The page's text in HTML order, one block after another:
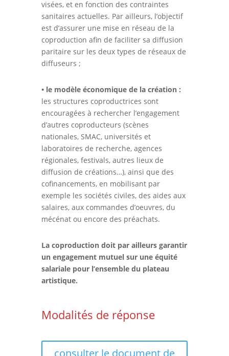
visées, et en fonction des contraintes
sanitaires actuelles. Par ailleurs, l’objectif
est d’assurer une mise en réseau de la
coproduction afin de faciliter sa diffusion
paritaire sur les deux types de réseaux de
diffuseurs ;
• le modèle économique de la création :
les structures coproductrices sont
encouragées à rechercher l’engagement
d’autres coproducteurs (scènes
nationales, SMAC, universités et
laboratoires de recherche, agences
régionales, festivals, autres lieux de
diffusion de créations…), ainsi que des
cofinancements, en mobilisant par
exemple les sociétés civiles, des aides aux
salaires, aux commandes d’oeuvres, du
mécénat ou encore des préachats.
La coproduction doit par ailleurs garantir
un engagement mutuel sur une équité
salariale pour l’ensemble du plateau
artistique.
Modalités de réponse